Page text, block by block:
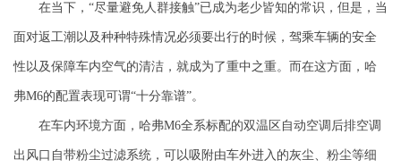
在当下，“尽量避免人群接触”已成为老少皆知的常识，但是，当
面对返工潮以及种种特殊情况必须要出行的时候，驾乘车辆的安全
性以及保障车内空气的清洁，就成为了重中之重。而在这方面，哈
弗M6的配置表现可谓“十分靠谱”。
在车内环境方面，哈弗M6全系标配的双温区自动空调 后排空调
出风口自带粉尘过滤系统，可以吸附由车外进入的灰尘、粉尘等细